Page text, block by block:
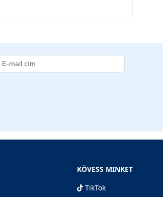
KÖVESS MINKET
TikTok